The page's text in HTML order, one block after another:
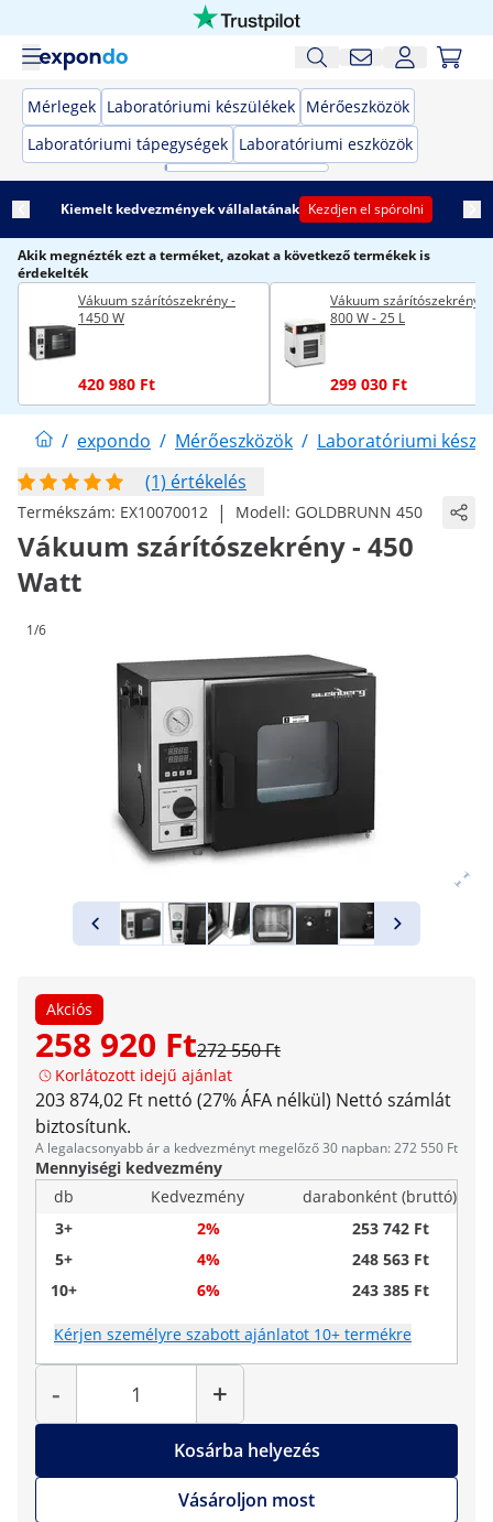
Mérlegek Laboratóriumi készülékek Mérőeszközök
Laboratóriumi tápegységek Laboratóriumi eszközök
Kiemelt kedvezmények vállalatának Kezdjen el spórolni
Akik megnézték ezt a terméket, azokat a következő termékek is
érdekelték
Vákuum szárítószekrény -
1450 W
420 980 Ft
Vákuum szárítószekrény -
800 W - 25 L
299 030 Ft
/ expondo / Mérőeszközök / Laboratóriumi
(1) értékelés
Termékszám: EX10070012 | Modell: GOLDBRUNN 450
Vákuum szárítószekrény - 450
Watt
1/6
Akciós
258 920 Ft272 550 Ft
Korlátozott idejű ajánlat
203 874,02 Ft nettó (27% ÁFA nélkül) Nettó számlát
biztosítunk.
A legalacsonyabb ár a kedvezményt megelőző 30 napban: 272 550 Ft
Mennyiségi kedvezmény
db
Kedvezmény
darabonként (bruttó)
3+
2%
253 742 Ft
5+
4%
248 563 Ft
10+
6% 243 385 Ft
Kérjen személyre szabott ajánlatot 10+ termékre
-
Mennyiség
+
Kosárba helyezés
Vásároljon most